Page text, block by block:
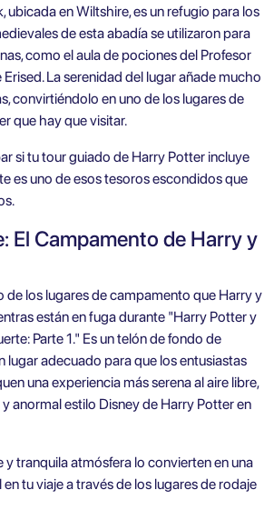
ubicada en Wiltshire, es un refugio para los
de esta abadía se utilizaron para
como el aula de pociones del Profesor
La serenidad del lugar añade mucho
convirtiéndolo en uno de los lugares de
que hay que visitar.
si tutour guiado de Harry Potter incluye
es uno de esos tesoros escondidos que
El Campamento de Harry y
de los lugares de campamento que Harry y
están en fuga durante "Harry Potter y
Parte 1." Es un telón de fondo de
lugar adecuado para que los entusiastas
una experiencia más serena al aire libre,
anormal estilo Disney de Harry Potter en
y tranquila atmósfera lo convierten en una
tu viaje a través de los lugares de rodaje